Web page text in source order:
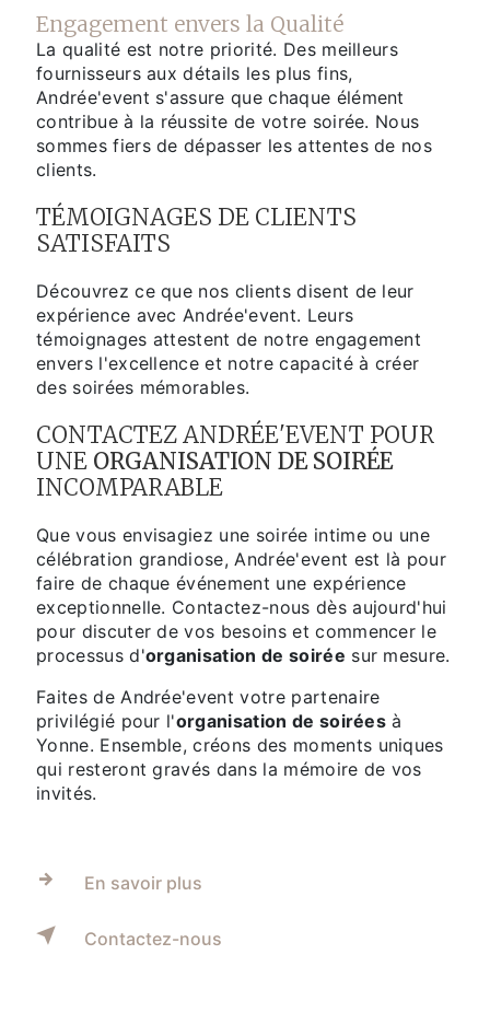
Engagement envers la Qualité
La qualité est notre priorité. Des meilleurs
fournisseurs aux détails les plus fins,
Andrée'event s'assure que chaque élément
contribue à la réussite de votre soirée. Nous
sommes fiers de dépasser les attentes de nos
clients.
TÉMOIGNAGES DE CLIENTS
SATISFAITS
Découvrez ce que nos clients disent de leur
expérience avec Andrée'event. Leurs
témoignages attestent de notre engagement
envers l'excellence et notre capacité à créer
des soirées mémorables.
CONTACTEZ ANDRÉE'EVENT POUR
UNE ORGANISATION DE SOIRÉE
INCOMPARABLE
Que vous envisagiez une soirée intime ou une
célébration grandiose, Andrée'event est là pour
faire de chaque événement une expérience
exceptionnelle. Contactez-nous dès aujourd'hui
pour discuter de vos besoins et commencer le
processus d'organisation de soirée sur mesure.
Faites de Andrée'event votre partenaire
privilégié pour l'organisation de soirées à
Yonne. Ensemble, créons des moments uniques
qui resteront gravés dans la mémoire de vos
invités.
En savoir plus
Contactez-nous